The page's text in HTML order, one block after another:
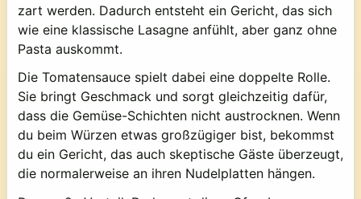
zart werden. Dadurch entsteht ein Gericht, das sich
wie eine klassische Lasagne anfühlt, aber ganz ohne
Pasta auskommt.
Die Tomatensauce spielt dabei eine doppelte Rolle.
Sie bringt Geschmack und sorgt gleichzeitig dafür,
dass die Gemüse-Schichten nicht austrocknen. Wenn
du beim Würzen etwas großzügiger bist, bekommst
du ein Gericht, das auch skeptische Gäste überzeugt,
die normalerweise an ihren Nudelplatten hängen.